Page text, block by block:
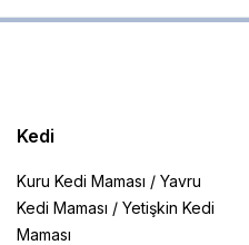
Kedi
Kuru Kedi Maması / Yavru
Kedi Maması / Yetişkin Kedi
Maması